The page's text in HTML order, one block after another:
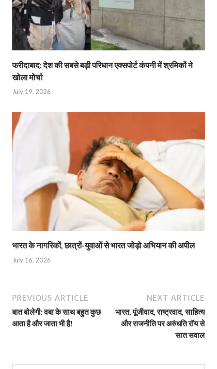
फरीदाबाद: देश की सबसे बड़ी परिधान एक्सपोर्ट कंपनी में श्रमिकों ने
खोला मोर्चा
July 19, 2026
भारत के नागरिकों, छात्रों-युवाओं से भारत जोड़ो अभियान की अपील
July 16, 2026
PREVIOUS ARTICLE
बात बोलेगी: वबा के साथ बहुत कुछ
आता है और जाता भी है!
NEXT ARTICLE
भारत, पूंजीवाद, राष्ट्रवाद, साहित्य
और राजनीति पर अरुंधति रॉय से
सात सवाल